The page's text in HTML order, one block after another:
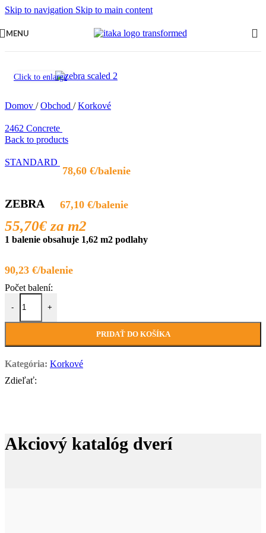
Skip to navigation Skip to main content
MENU
Click to enlarge
Domov / Obchod / Korkové
2462 Concrete
78,60 €
Back to products
STANDARD
67,10 €
ZEBRA
90,23 €
55,70€ za m2
1 balenie obsahuje 1,62 m2 podlahy
-
množstvo ZEBRA
+
PRIDAŤ DO KOŠÍKA
Kategória: Korkové
Zdieľať:
Akciový katalóg dverí